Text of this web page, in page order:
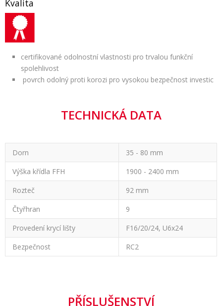
Kvalita
certifikované odolnostní vlastnosti pro trvalou funkční
spolehlivost
povrch odolný proti korozi pro vysokou bezpečnost investic
TECHNICKÁ DATA
Dorn
35 - 80 mm
Výška křídla FFH
1900 - 2400 mm
Rozteč
92 mm
Čtyřhran
9
Provedení krycí lišty
F16/20/24, U6x24
Bezpečnost
RC2
PŘÍSLUŠENSTVÍ